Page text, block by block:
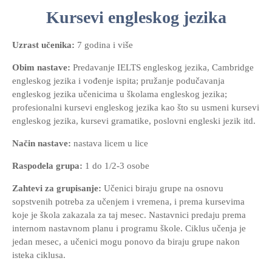
Kursevi engleskog jezika
Uzrast učenika: 7 godina i više
Obim nastave: Predavanje IELTS engleskog jezika, Cambridge
engleskog jezika i vođenje ispita; pružanje podučavanja
engleskog jezika učenicima u školama engleskog jezika;
profesionalni kursevi engleskog jezika kao što su usmeni kursevi
engleskog jezika, kursevi gramatike, poslovni engleski jezik itd.
Način nastave: nastava licem u lice
Raspodela grupa: 1 do 1/2-3 osobe
Zahtevi za grupisanje: Učenici biraju grupe na osnovu
sopstvenih potreba za učenjem i vremena, i prema kursevima
koje je škola zakazala za taj mesec. Nastavnici predaju prema
internom nastavnom planu i programu škole. Ciklus učenja je
jedan mesec, a učenici mogu ponovo da biraju grupe nakon
isteka ciklusa.